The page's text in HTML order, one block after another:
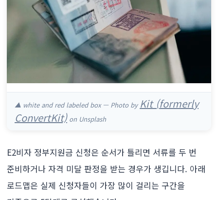
▲ white and red labeled box — Photo by Kit (formerly
ConvertKit)on Unsplash
E2비자 정부지원금 신청은 순서가 틀리면 서류를 두 번
준비하거나 자격 미달 판정을 받는 경우가 생깁니다. 아래
로드맵은 실제 신청자들이 가장 많이 걸리는 구간을